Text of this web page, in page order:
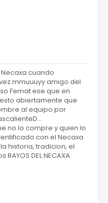
cuando
mmuuuyy amigo del
Femat ese que en
abiertamente que
al equipo por
no lo compre y quien lo
con el Necaxa
historia, tradicion, el
DEL NECAXA